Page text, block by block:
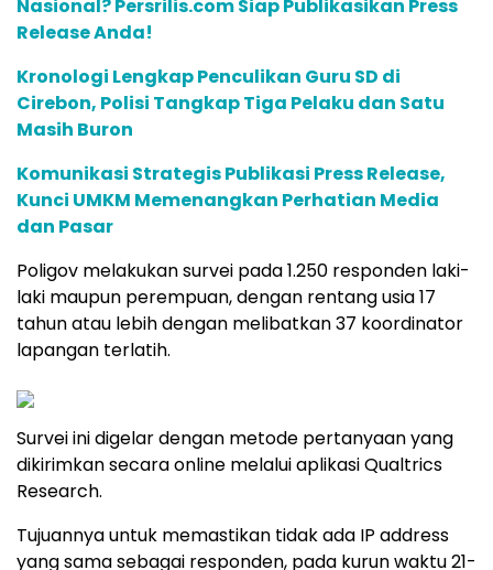
Nasional? Persrilis.com Siap Publikasikan Press
Release Anda!
Kronologi Lengkap Penculikan Guru SD di
Cirebon, Polisi Tangkap Tiga Pelaku dan Satu
Masih Buron
Komunikasi Strategis Publikasi Press Release,
Kunci UMKM Memenangkan Perhatian Media
dan Pasar
Poligov melakukan survei pada 1.250 responden laki-
laki maupun perempuan, dengan rentang usia 17
tahun atau lebih dengan melibatkan 37 koordinator
lapangan terlatih.
Survei ini digelar dengan metode pertanyaan yang
dikirimkan secara online melalui aplikasi Qualtrics
Research.
Tujuannya untuk memastikan tidak ada IP address
yang sama sebagai responden, pada kurun waktu 21-